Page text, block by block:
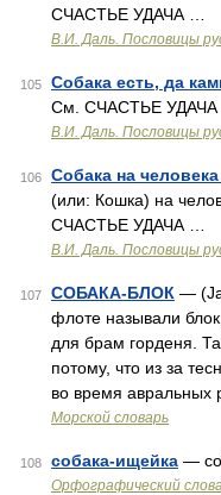
СЧАСТЬЕ УДАЧА …
В.И. Даль. Пословицы
105 Собака есть, да
См. СЧАСТЬЕ УДАЧА
В.И. Даль. Пословицы
106 Собака на
(или: Кошка) на
СЧАСТЬЕ УДАЧА …
В.И. Даль. Пословицы
107 СОБАКА-БЛОК —
флоте называли
для брам горденя.
потому, что из за
во время авральных
Морской словарь
108 собака-ищейка —
Орфографический